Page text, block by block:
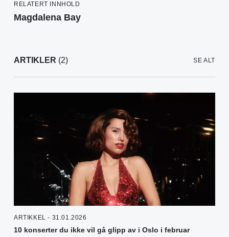
RELATERT INNHOLD
Magdalena Bay
ARTIKLER (2) SE ALT
ARTIKKEL - 31.01.2026
10 konserter du ikke vil gå glipp av i Oslo i februar